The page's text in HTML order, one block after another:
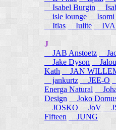
Isabel Burgin
isle lounge
Isomi
Itlas
Iulite
J
JAB Anstoetz
Jake Dyson
Kath
JAN
jankurtz JEE-O
Energa Natural
Design
Joko
JOSKO
JoV
Fifteen
JUNG